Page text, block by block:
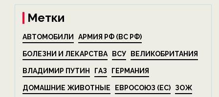
Метки
АВТОМОБИЛИ АРМИЯ РФ (ВС РФ)
БОЛЕЗНИ И ЛЕКАРСТВА ВСУ ВЕЛИКОБРИТАНИЯ
ВЛАДИМИР ПУТИН ГАЗ ГЕРМАНИЯ
ДОМАШНИЕ ЖИВОТНЫЕ ЕВРОСОЮЗ (ЕС) ЗОЖ